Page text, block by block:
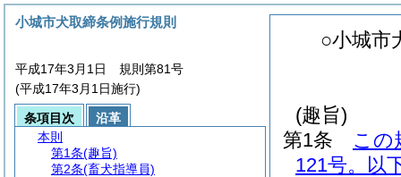
○小城市
(趣旨)
第1条
この
121号。以
小城市犬取締条例施行規則
平成17年3月1日 規則第81号
(平成17年3月1日施行)
条項目次
沿革
本則
第1条(趣旨)
第2条(畜犬指導員)